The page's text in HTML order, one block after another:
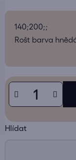
140;200;;
Rošt barva
Hlídat